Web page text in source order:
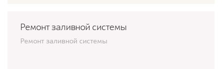
Ремонт заливной системы
Ремонт заливной системы